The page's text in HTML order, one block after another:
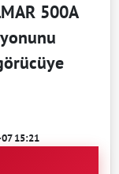
500A
15:21